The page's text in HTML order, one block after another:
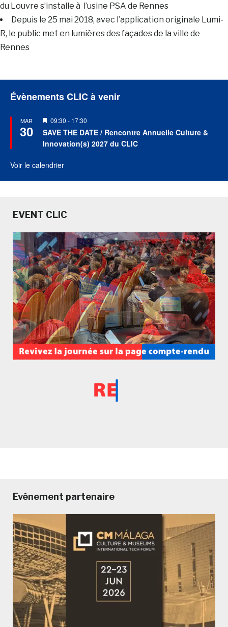
du Louvre s’installe à l’usine PSA de Rennes
Depuis le 25 mai 2018, avec l’application originale Lumi-
R, le public met en lumières des façades de la ville de
Rennes
Évènements CLIC à venir
MAR
30
Mis
en
avant
09:30 - 17:30
SAVE THE DATE / Rencontre Annuelle Culture &
Innovation(s) 2027 du CLIC
Voir le calendrier
EVENT CLIC
Evénement partenaire